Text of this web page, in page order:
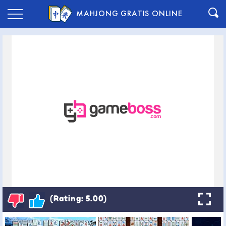
MAHJONG GRATIS ONLINE
(Rating: 5.00)